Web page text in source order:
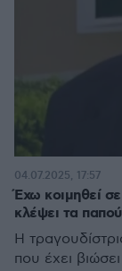
Έχω κοιμηθεί
κλέψει τα
Η
που έχει
04.07.2025, 17:57